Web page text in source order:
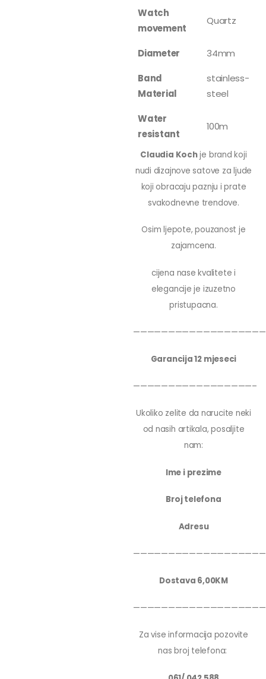
Watch
movement
Quartz
Diameter
34mm
Band
Material
stainless-
steel
Water
resistant
100m
Claudia Kochje brand koji
nudi dizajnove satove za ljude
koji obracaju paznju i prate
svakodnevne trendove.
Osim ljepote, pouzanost je
zajamcena.
cijena nase kvalitete i
elegancije je izuzetno
pristupacna.
Garancija 12 mjeseci
—————————————————–
Ukoliko zelite da narucite neki
od nasih artikala, posaljite
nam:
Ime i prezime
Broj telefona
Adresu
———————————————————
Dostava 6,00KM
———————————————————
Za vise informacija pozovite
nas broj telefona: